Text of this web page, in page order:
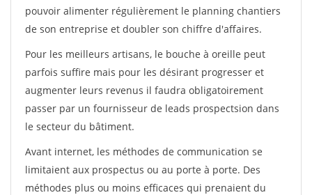
pouvoir alimenter régulièrement le planning chantiers
de son entreprise et doubler son chiffre d'affaires.
Pour les meilleurs artisans, le bouche à oreille peut
parfois suffire mais pour les désirant progresser et
augmenter leurs revenus il faudra obligatoirement
passer par un fournisseur de leads prospectsion dans
le secteur du bâtiment.
Avant internet, les méthodes de communication se
limitaient aux prospectus ou au porte à porte. Des
méthodes plus ou moins efficaces qui prenaient du